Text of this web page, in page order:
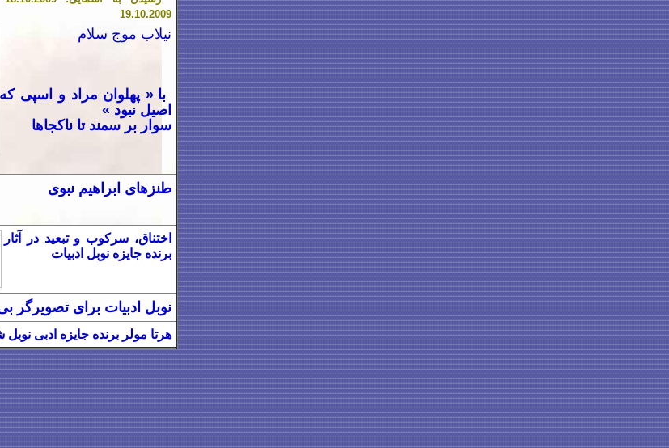
19.10.2009
نیلاب موج سلام
با « پهلوان مراد و اسپی که
اصیل نبود »
سوار بر سمند تا ناکجاها
طنزهای ابراهیم نبوی
اختناق، سرکوب و تبعید در آثار
برنده جایزه نوبل ادبیات
نوبل ادبیات برای تصویرگر
هرتا مولر برنده جایزه ادبی نوبل